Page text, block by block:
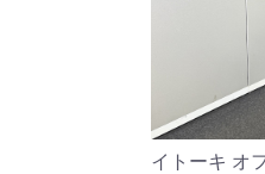
イトーキ オ